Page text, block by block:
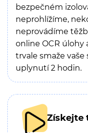
bezpečném
neprohlížíme,
neprovádíme
online OCR
trvale smaže
uplynutí 2 hodin.
Získejte